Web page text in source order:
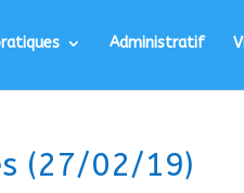
Administratif
(27/02/19)